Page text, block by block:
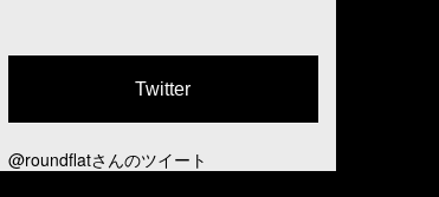
Twitter
@roundflatさんのツイート